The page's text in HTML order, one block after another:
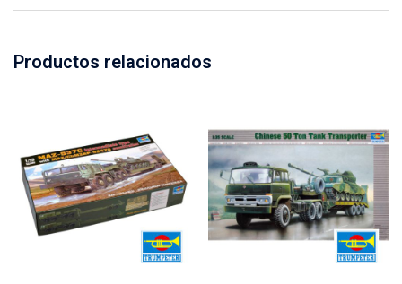
Productos relacionados